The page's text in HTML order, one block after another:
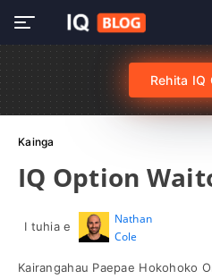
Rehita IQ
Kainga
IQ Option
I tuhia e
Nathan
Cole
Kairangahau Paepae Hokohoko